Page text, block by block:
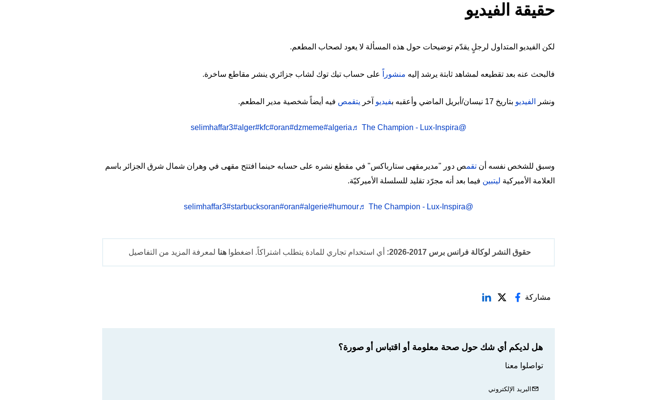
حقيقة الفيديو
لكن الفيديو المتداول لرجلٍ يقدّم توضيحات حول هذه المسألة لا يعود لصحاب المطعم.
فالبحث عنه بعد تقطيعه لمشاهد ثابتة يرشد إليه منشوراً على حساب تيك توك لشاب جزائري ينشر مقاطع ساخرة.
ونشر الفيديو بتاريخ 17 نيسان/أبريل الماضي وأعقبه ب فيديو آخر يتقمص فيه أيضاً شخصية مدير المطعم.
@selimhaffar3
#alger#kfc#oran#dzmeme#algeria♬ The Champion - Lux-Inspira
وسبق للشخص نفسه أن تقمص دور "مديرمقهى ستارباكس" في مقطع نشره على حسابه حينما افتتح مقهى في وهران شمال شرق الجزائر باسم
العلامة الأميركية ليتبين فيما بعد أنه مجرّد تقليد للسلسلة الأميركيّة.
@selimhaffar3
#starbucksoran#oran#algerie#humour♬ The Champion - Lux-Inspira
حقوق النشر لوكالة فرانس برس 2017-2026: أي استخدام تجاري للمادة يتطلب اشتراكاً. اضغطواهنا لمعرفة المزيد من التفاصيل
مشاركة
هل لديكم أي شك حول صحة معلومة أو اقتباس أو صورة؟
تواصلوا معنا
البريد الإلكتروني